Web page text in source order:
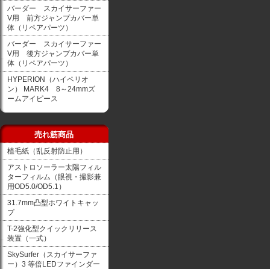
バーダー スカイサーファー
V用 前方ジャンプカバー単
体（リペアパーツ）
バーダー スカイサーファー
V用 後方ジャンプカバー単
体（リペアパーツ）
HYPERION（ハイペリオ
ン） MARK4 8～24mmズ
ームアイピース
売れ筋商品
植毛紙（乱反射防止用）
アストロソーラー太陽フィル
ターフィルム（眼視・撮影兼
用OD5.0/OD5.1）
31.7mm凸型ホワイトキャッ
プ
T-2強化型クイックリリース
装置（一式）
SkySurfer（スカイサーファ
ー）3 等倍LEDファインダー